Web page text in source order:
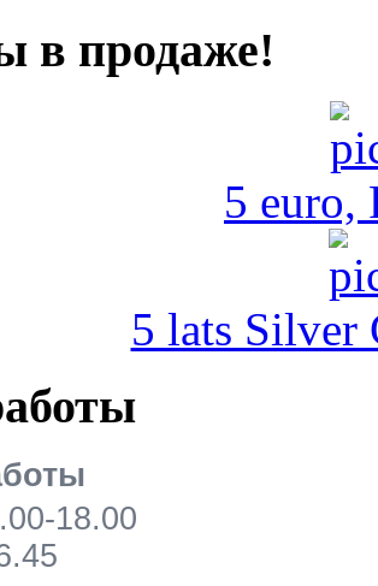
в продаже!
5 euro,
5 lats Silver
18.00